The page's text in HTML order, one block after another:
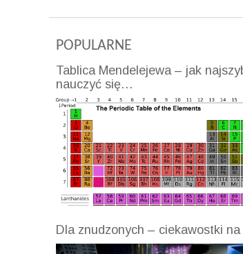
POPULARNE
Tablica Mendelejewa – jak
nauczyć się…
Dla znudzonych – ciekawostki na